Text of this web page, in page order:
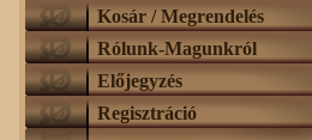
Kosár / Megrendelés
Rólunk-Magunkról
Előjegyzés
Regisztráció